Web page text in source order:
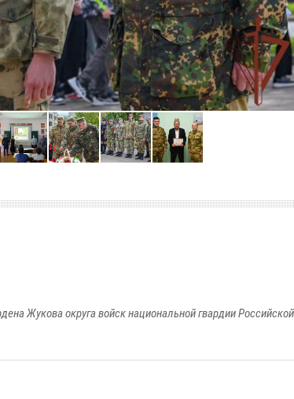
Жукова округа войск национальной гвардии